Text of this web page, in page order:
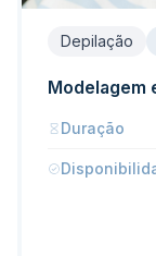
Depilação
Modelagem
Duração